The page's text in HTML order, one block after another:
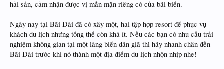
hải sản, cảm nhận được vị mằn mặn riêng có của bãi biển.
Ngày nay tại Bãi Dài đã có xây một, hai tập hợp resort để phục vụ
khách du lịch nhưng tổng thể còn khá ít. Nếu các bạn có nhu cầu trải
nghiệm không gian tại một làng biển dân giã thì hãy nhanh chân đến
Bãi Dài trước khi nó thành một địa điểm du lịch nhộn nhịp nhe!